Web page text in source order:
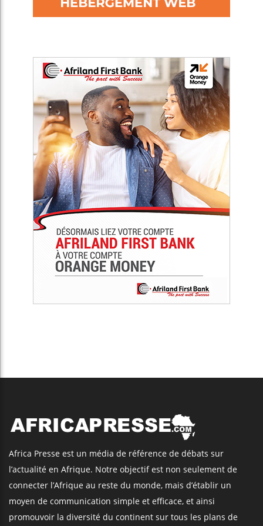
Africa Presse est un média de référence de débats sur
l’actualité en Afrique. Notre objectif est non seulement de
connecter l’Afrique au reste du monde, mais d’établir un
moyen de communication simple et efficace, et ainsi
promouvoir la diversité du continent sur tous les plans de